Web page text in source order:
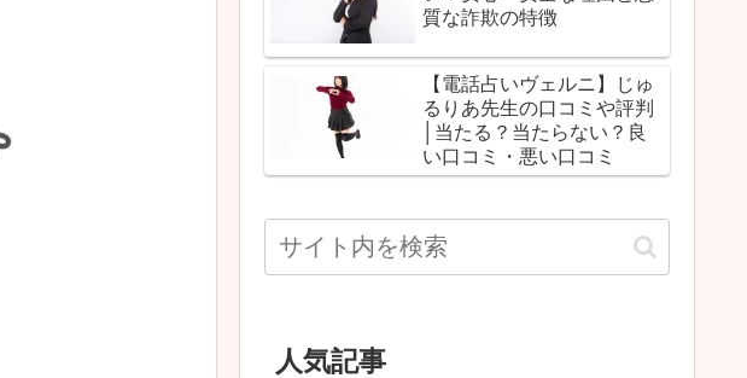
質な詐欺の特徴
【電話占いヴェルニ】じゅ
るりあ先生の口コミや評判
│当たる？当たらない？良
い口コミ・悪い口コミ
人気記事